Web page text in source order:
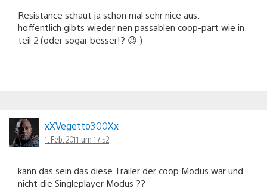
Resistance schaut ja schon mal sehr nice aus.
hoffentlich gibts wieder nen passablen coop-part wie in
teil 2 (oder sogar besser!? 😉 )
xXVegetto300Xx
1. Feb. 2011 um 17:52
kann das sein das diese Trailer der coop Modus war und
nicht die Singleplayer Modus ??